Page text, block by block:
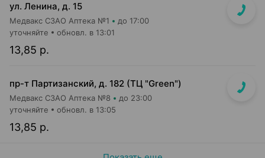
ул. Ленина, д. 15
Медвакс СЗАО Аптека №1 до 17:00
13,85 р.
уточняйте обновл. в 13:01
пр-т Партизанский, д. 182 (ТЦ "Green")
Медвакс СЗАО Аптека №8 до 23:00
13,85 р.
уточняйте обновл. в 13:05